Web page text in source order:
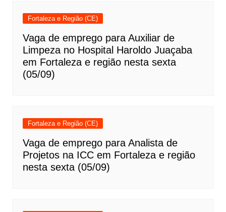
Fortaleza e Região (CE)
Vaga de emprego para Auxiliar de
Limpeza no Hospital Haroldo Juaçaba
em Fortaleza e região nesta sexta
(05/09)
Fortaleza e Região (CE)
Vaga de emprego para Analista de
Projetos na ICC em Fortaleza e região
nesta sexta (05/09)